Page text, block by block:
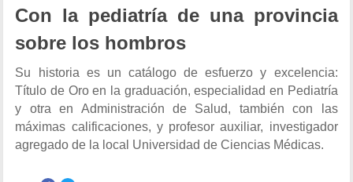
Con la pediatría de una provincia
sobre los hombros
Su historia es un catálogo de esfuerzo y excelencia:
Título de Oro en la graduación, especialidad en Pediatría
y otra en Administración de Salud, también con las
máximas calificaciones, y profesor auxiliar, investigador
agregado de la local Universidad de Ciencias Médicas.